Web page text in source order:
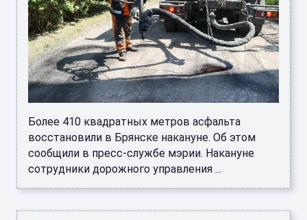
Более 410 квадратных метров асфальта
восстановили в Брянске накануне. Об этом
сообщили в пресс-службе мэрии. Накануне
сотрудники дорожного управления ...